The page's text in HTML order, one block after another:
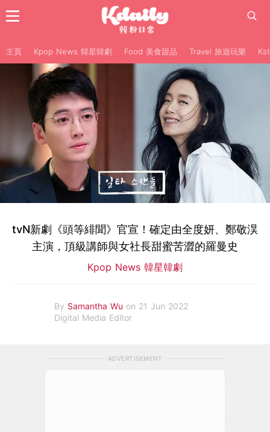
主頁 Kpop News 韓星韓劇 Food 美食甜品 Travel 旅遊玩樂
tvN新劇《頭等緋聞》官宣！確定由全度妍、鄭敬淏
主演，頂級講師與女社長甜蜜苦澀的羅曼史
Kpop News 韓星韓劇
By Samantha Wu on 21 Jun 2022
Digital Media Editor
ADVERTISEMENT